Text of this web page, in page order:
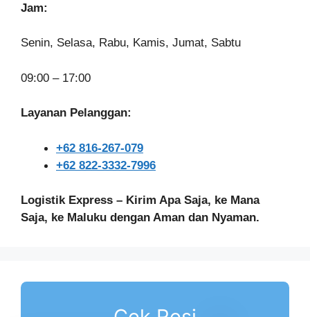
Jam:
Senin, Selasa, Rabu, Kamis, Jumat, Sabtu
09:00 – 17:00
Layanan Pelanggan:
+62 816-267-079
+62 822-3332-7996
Logistik Express – Kirim Apa Saja, ke Mana
Saja, ke Maluku dengan Aman dan Nyaman.